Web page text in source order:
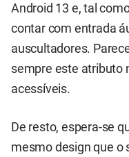
Android 13 e, tal
contar com entrada
auscultadores.
sempre este atributo
acessíveis.
De resto, espera-se
mesmo design que o